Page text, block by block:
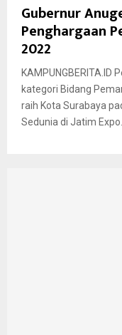
Gubernur
Penghargaan
2022
KAMPUNGBERITA.ID
kategori Bidang
raih Kota Surabaya
Sedunia di Jatim Expo...